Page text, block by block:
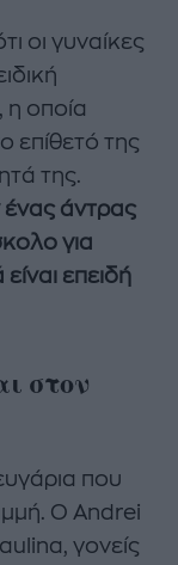
οι γυναίκες
η οποία
επίθετό της
της.
ένας άντρας
για
επειδή
στον
που
Ο Andrei
γονείς